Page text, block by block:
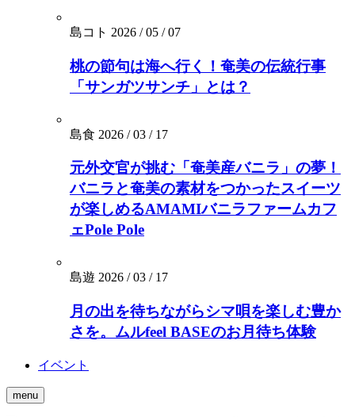
島コト 2026 / 05 / 07
桃の節句は海へ行く！奄美の伝統行事
「サンガツサンチ」とは？
島食 2026 / 03 / 17
元外交官が挑む「奄美産バニラ」の夢！
バニラと奄美の素材をつかったスイーツ
が楽しめるAMAMIバニラファームカフ
ェPole Pole
島遊 2026 / 03 / 17
月の出を待ちながらシマ唄を楽しむ豊か
さを。ムルfeel BASEのお月待ち体験
イベント
menu